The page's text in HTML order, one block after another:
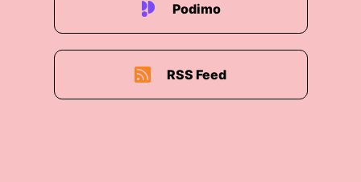
00:02:11: Das ist eine spezielle Version von
optimiert für YouTube Shorts.
00:02:18: Sie können damit kostenlos kurze
Podimo
RSS Feed